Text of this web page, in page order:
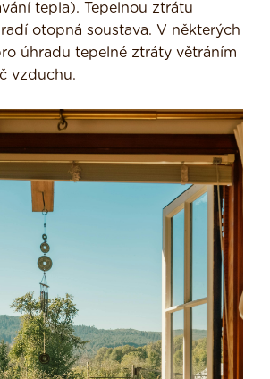
tepla). Tepelnou ztrátu
otopná soustava. V některých
úhradu tepelné ztráty větráním
vzduchu.